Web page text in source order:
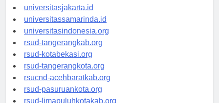
universitassalor.id
universitasjakarta.id
universitassamarinda.id
universitasindonesia.org
rsud-tangerangkab.org
rsud-kotabekasi.org
rsud-tangerangkota.org
rsucnd-acehbaratkab.org
rsud-pasuruankota.org